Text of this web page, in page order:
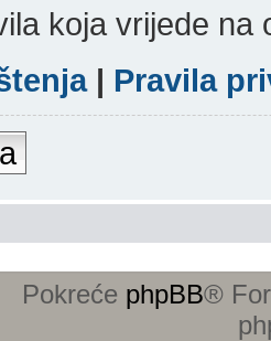
koja vrijede na
| Pravila
Pokreće phpBB®